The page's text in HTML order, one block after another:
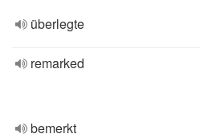
überlegte
remarked
bemerkt